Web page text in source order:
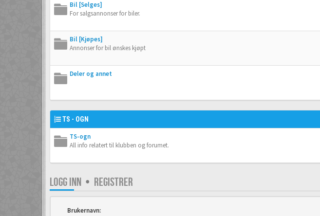
Bil [Selges]
For salgsannonser for biler.
Bil [Kjøpes]
Annonser for bil ønskes kjøpt
Deler og annet
TS - OGN
TS-ogn
All info relatert til klubben og forumet.
LOGG INN • REGISTRER
Brukernavn: